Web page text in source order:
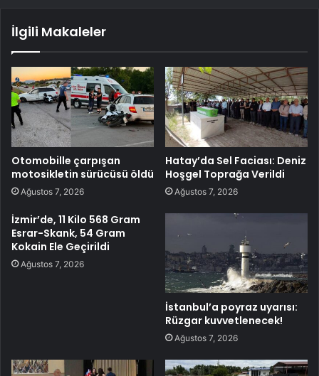
İlgili Makaleler
Otomobille çarpışan
motosikletin sürücüsü öldü
Ağustos 7, 2026
Hatay’da Sel Faciası: Deniz
Hoşgel Toprağa Verildi
Ağustos 7, 2026
İzmir’de, 11 Kilo 568 Gram
Esrar-Skank, 54 Gram
Kokain Ele Geçirildi
Ağustos 7, 2026
İstanbul’a poyraz uyarısı:
Rüzgar kuvvetlenecek!
Ağustos 7, 2026